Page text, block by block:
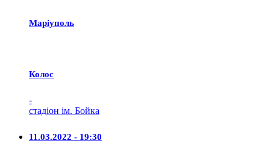
Маріуполь
Колос
-
стадіон ім. Бойка
11.03.2022 - 19:30